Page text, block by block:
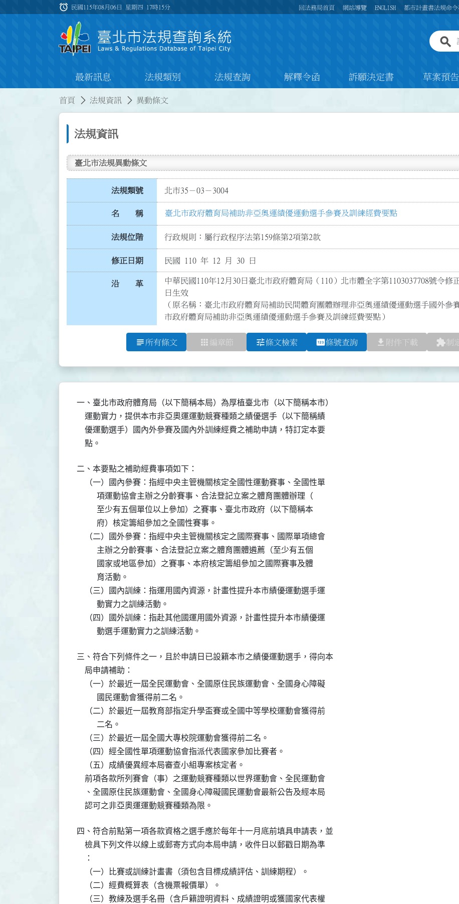
:::
alarm 民國115年08月06日 星期四 17時15分 回法務局首頁 網站導覽 ENGLISH 都市計畫書法規命令
最新訊息 法規類別 法規查詢 解釋令函 訴願決定書 草案預告
首頁 法規資訊 異動條文
法規資訊
臺北市法規異動條文
法規類號 北市35－03－3004
名 稱 臺北市政府體育局補助非亞奧運績優運動選手參賽及訓練經費要點
法規位階 行政規則：屬行政程序法第159條第2項第2款
修正日期 民國 110 年 12 月 30 日
沿 革
中華民國110年12月30日臺北市政府體育局（110）北市體全字第1103037708號令修
日生效
（原名稱：臺北市政府體育局補助民間體育團體辦理非亞奧運績優運動選手國外參
市政府體育局補助非亞奧運績優運動選手參賽及訓練經費要點）
subject 所有條文 apps 編章節 tune條文檢索 pin條號查詢 file_download 附件下載 extension制
一、臺北市政府體育局（以下簡稱本局）為厚植臺北市（以下簡稱本市）
    運動實力，提供本市非亞奧運運動競賽種類之績優選手（以下簡稱績
    優運動選手）國內外參賽及國內外訓練經費之補助申請，特訂定本要
    點。
二、本要點之補助經費事項如下：
    （一）國內參賽：指經中央主管機關核定全國性運動賽事、全國性單
          項運動協會主辦之分齡賽事、合法登記立案之體育團體辦理（
          至少有五個單位以上參加）之賽事、臺北市政府（以下簡稱本
          府）核定籌組參加之全國性賽事。
    （二）國外參賽：指經中央主管機關核定之國際賽事、國際單項總會
          主辦之分齡賽事、合法登記立案之體育團體遴薦（至少有五個
          國家或地區參加）之賽事、本府核定籌組參加之國際賽事及體
          育活動。
    （三）國內訓練：指運用國內資源，計畫性提升本市績優運動選手運
          動實力之訓練活動。
    （四）國外訓練：指赴其他國運用國外資源，計畫性提升本市績優運
          動選手運動實力之訓練活動。
三、符合下列條件之一，且於申請日已設籍本市之績優運動選手，得向本
    局申請補助：
    （一）於最近一屆全民運動會、全國原住民族運動會、全國身心障礙
          國民運動會獲得前二名。
    （二）於最近一屆教育部指定升學盃賽或全國中等學校運動會獲得前
          二名。
    （三）於最近一屆全國大專校院運動會獲得前二名。
    （四）經全國性單項運動協會指派代表國家參加比賽者。
    （五）成績優異經本局審查小組專案核定者。
    前項各款所列賽會（事）之運動競賽種類以世界運動會、全民運動會
    、全國原住民族運動會、全國身心障礙國民運動會最新公告及經本局
    認可之非亞奧運運動競賽種類為限。
四、符合前點第一項各款資格之選手應於每年十一月底前填具申請表，並
    檢具下列文件以線上或郵寄方式向本局申請，收件日以郵戳日期為準
    ：
    （一）比賽或訓練計畫書（須包含目標成績評估、訓練期程）。
    （二）經費概算表（含機票報價單）。
    （三）教練及選手名冊（含戶籍證明資料、成績證明或獲國家代表權